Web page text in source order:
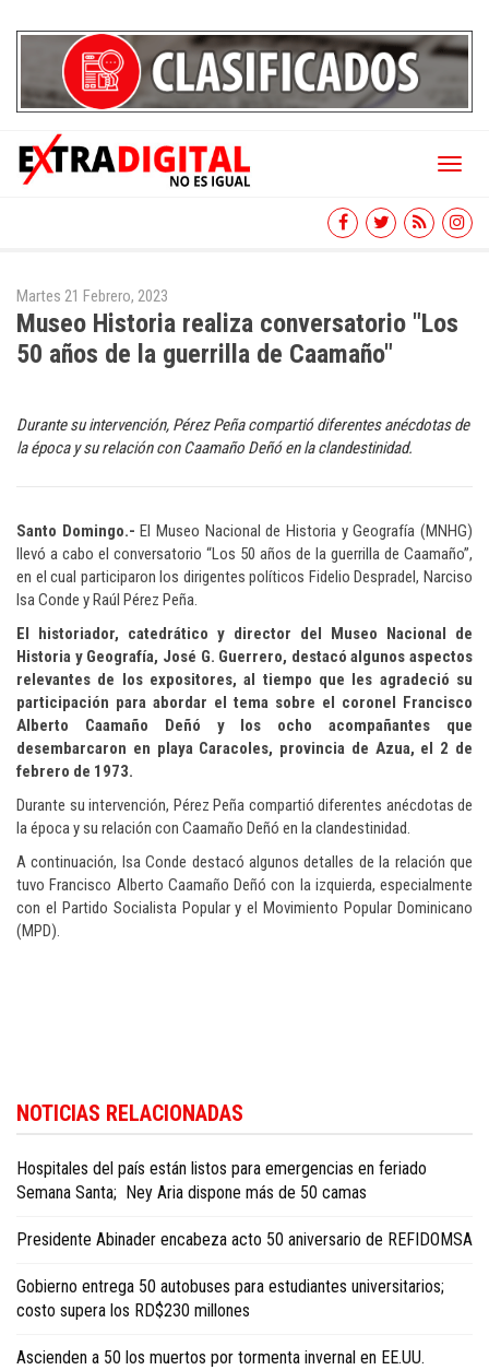
Toggle
Martes 21 Febrero, 2023
Museo Historia realiza conversatorio "Los
50 años de la guerrilla de Caamaño"
Durante su intervención, Pérez Peña compartió diferentes anécdotas de
la época y su relación con Caamaño Deñó en la clandestinidad.
Santo Domingo.- El Museo Nacional de Historia y Geografía (MNHG)
llevó a cabo el conversatorio “Los 50 años de la guerrilla de Caamaño”,
en el cual participaron los dirigentes políticos Fidelio Despradel, Narciso
Isa Conde y Raúl Pérez Peña.
El historiador, catedrático y director del Museo Nacional de
Historia y Geografía, José G. Guerrero, destacó algunos aspectos
relevantes de los expositores, al tiempo que les agradeció su
participación para abordar el tema sobre el coronel Francisco
Alberto Caamaño Deñó y los ocho acompañantes que
desembarcaron en playa Caracoles, provincia de Azua, el 2 de
febrero de 1973.
Durante su intervención, Pérez Peña compartió diferentes anécdotas de
la época y su relación con Caamaño Deñó en la clandestinidad.
A continuación, Isa Conde destacó algunos detalles de la relación que
tuvo Francisco Alberto Caamaño Deñó con la izquierda, especialmente
con el Partido Socialista Popular y el Movimiento Popular Dominicano
(MPD).
Republic news in English.
NOTICIAS RELACIONADAS
Hospitales del país están listos para emergencias en feriado
Semana Santa; Ney Aria dispone más de 50 camas
Presidente Abinader encabeza acto 50 aniversario de REFIDOMSA
Gobierno entrega 50 autobuses para estudiantes universitarios;
costo supera los RD$230 millones
Ascienden a 50 los muertos por tormenta invernal en EE.UU.